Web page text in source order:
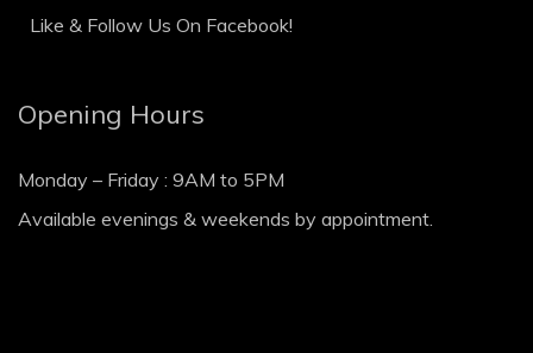
Like & Follow Us On Facebook!
Opening Hours
Monday – Friday : 9AM to 5PM
Available evenings & weekends by appointment.